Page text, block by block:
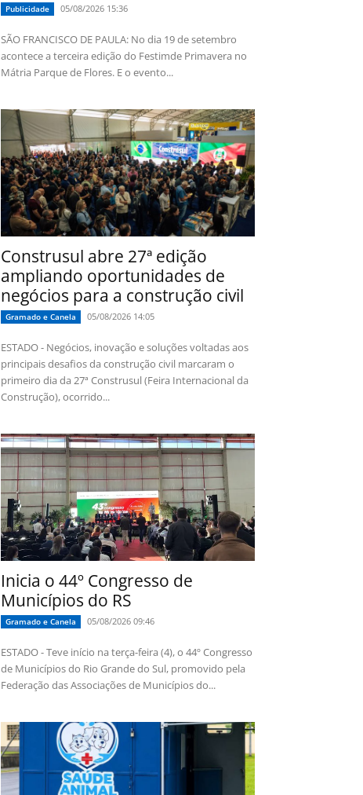
Publicidade 05/08/2026 15:36
SÃO FRANCISCO DE PAULA: No dia 19 de setembro
acontece a terceira edição do Festimde Primavera no
Mátria Parque de Flores. E o evento...
Construsul abre 27ª edição
ampliando oportunidades de
negócios para a construção civil
Gramado e Canela 05/08/2026 14:05
ESTADO - Negócios, inovação e soluções voltadas aos
principais desafios da construção civil marcaram o
primeiro dia da 27ª Construsul (Feira Internacional da
Construção), ocorrido...
Inicia o 44º Congresso de
Municípios do RS
Gramado e Canela 05/08/2026 09:46
ESTADO - Teve início na terça-feira (4), o 44º Congresso
de Municípios do Rio Grande do Sul, promovido pela
Federação das Associações de Municípios do...